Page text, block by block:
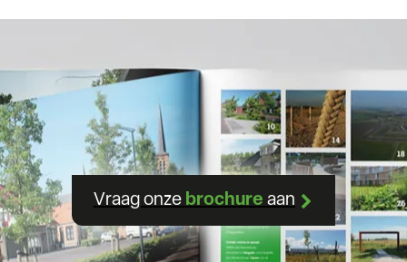
Vraag onze brochure aan